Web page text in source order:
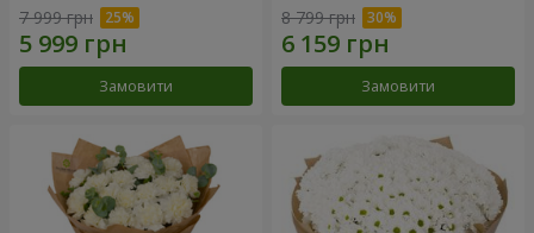
7 999 грн
Замовити
8 799 грн
Замовити